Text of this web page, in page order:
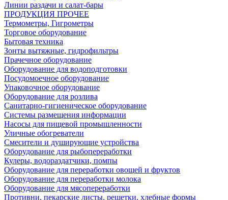
Линии раздачи и салат-бары
ПРОДУКЦИЯ ПРОЧЕЕ
Термометры, Гигрометры
Торговое оборудование
Бытовая техника
Зонты вытяжные, гидрофильтры
Прачечное оборудование
Оборудование для водоподготовки
Посудомоечное оборудование
Упаковочное оборудование
Оборудование для розлива
Санитарно-гигиеническое оборудование
Системы размещения информации
Насосы для пищевой промышленности
Уличные обогреватели
Смесители и душирующие устройства
Оборудование для рыбопереработки
Кулеры, водораздатчики, помпы
Оборудование для переработки овощей и фруктов
Оборудование для переработки молока
Оборудование для мясопереработки
Противни, пекарские листы, решетки, хлебные формы